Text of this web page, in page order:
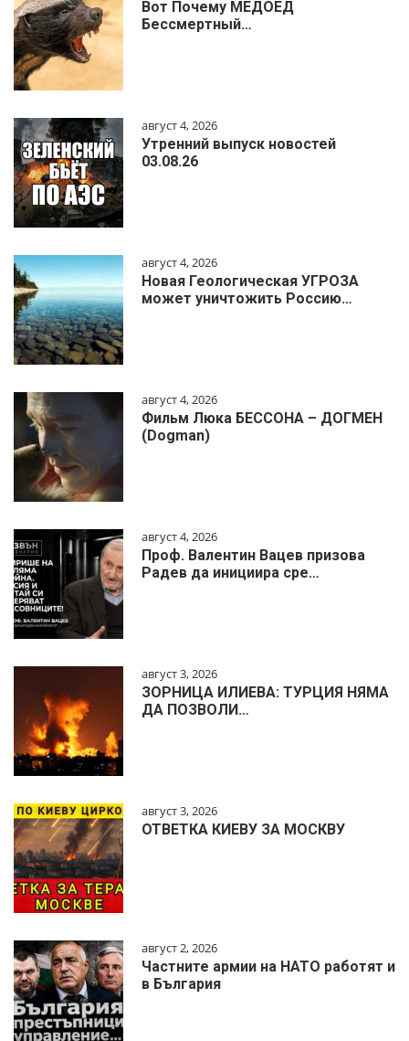
Вот Почему МЕДОЕД
Бессмертный…
август 4, 2026
Утренний выпуск новостей
03.08.26
август 4, 2026
Новая Геологическая УГРОЗА
может уничтожить Россию…
август 4, 2026
Фильм Люка БЕССОНА – ДОГМЕН
(Dogman)
август 4, 2026
Проф. Валентин Вацев призова
Радев да инициира сре…
август 3, 2026
ЗОРНИЦА ИЛИЕВА: ТУРЦИЯ НЯМА
ДА ПОЗВОЛИ…
август 3, 2026
ОТВЕТКА КИЕВУ ЗА МОСКВУ
август 2, 2026
Частните армии на НАТО работят и
в България